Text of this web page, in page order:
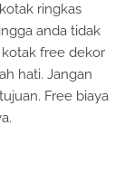
ringkas
anda tidak
free dekor
hati. Jangan
Free biaya